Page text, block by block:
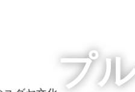
プ